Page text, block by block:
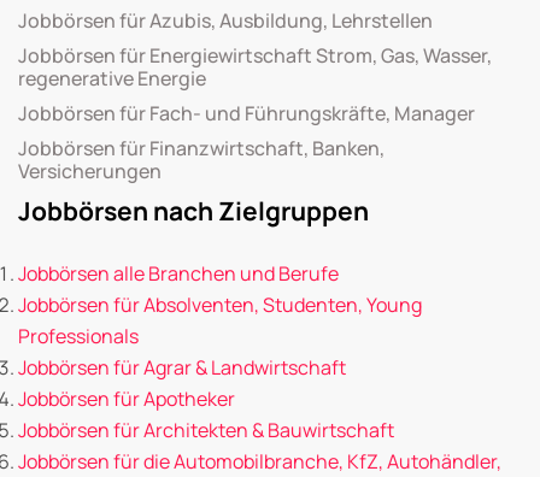
Jobbörsen für Azubis, Ausbildung, Lehrstellen
Jobbörsen für Energiewirtschaft Strom, Gas, Wasser,
regenerative Energie
Jobbörsen für Fach- und Führungskräfte, Manager
Jobbörsen für Finanzwirtschaft, Banken,
Versicherungen
Jobbörsen nach Zielgruppen
Jobbörsen alle Branchen und Berufe
Jobbörsen für Absolventen, Studenten, Young
Professionals
Jobbörsen für Agrar & Landwirtschaft
Jobbörsen für Apotheker
Jobbörsen für Architekten & Bauwirtschaft
Jobbörsen für die Automobilbranche, KfZ, Autohändler,